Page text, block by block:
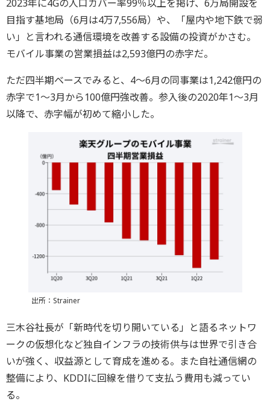
2023年に4Gの人口カバー率99％以上を掲げ、6万局開設を
目指す基地局（6月は4万7,556局）や、「屋内や地下鉄で弱
い」と言われる通信環境を改善する設備の投資がかさむ。
モバイル事業の営業損益は2,593億円の赤字だ。
ただ四半期ベースでみると、4〜6月の同事業は1,242億円の
赤字で1〜3月から100億円強改善。参入後の2020年1〜3月
以降で、赤字幅が初めて縮小した。
出所：Strainer
三木谷社長が「新時代を切り開いている」と語るネットワ
ークの仮想化など独自インフラの技術供与は世界で引き合
いが強く、収益源として育成を進める。また自社通信網の
整備により、KDDIに回線を借りて支払う費用も減ってい
る。